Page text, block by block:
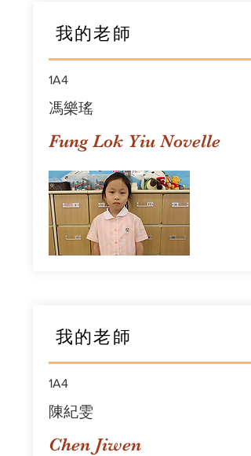
我的老師
1A4
馮樂瑤
Fung Lok Yiu Novelle
我的老師
1A4
陳紀雯
Chen Jiwen